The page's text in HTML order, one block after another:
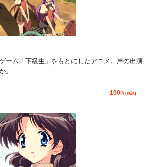
ーム「下級生」をもとにしたアニメ。声の出演
。
100円 (税込)